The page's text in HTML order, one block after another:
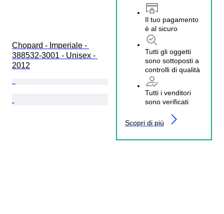
Il tuo pagamento
è al sicuro
Tutti gli oggetti
sono sottoposti a
controlli di qualità
Tutti i venditori
sono verificati
Scopri di più
Chopard - Imperiale -
388532-3001 - Unisex -
2012